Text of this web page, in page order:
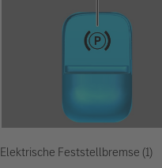
Elektrische Feststellbremse (1)